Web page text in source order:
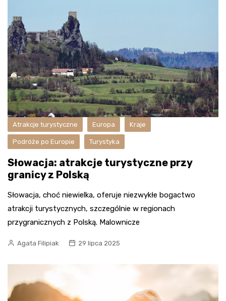
Atrakcje turystyczne Europa Kraje
Podróże po Europie Turystyka
Słowacja: atrakcje turystyczne przy
granicy z Polską
Słowacja, choć niewielka, oferuje niezwykłe bogactwo
atrakcji turystycznych, szczególnie w regionach
przygranicznych z Polską. Malownicze
Agata Filipiak 29 lipca 2025